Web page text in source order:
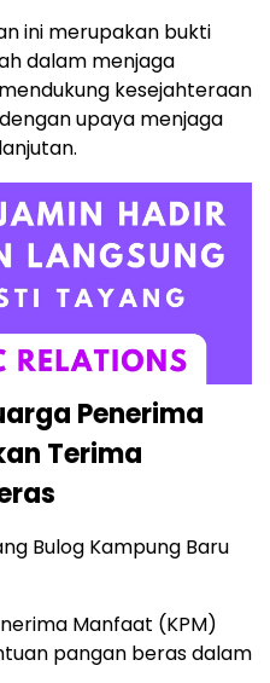
ini merupakan bukti
dalam menjaga
kesejahteraan
upaya menjaga
Penerima
Terima
Bulog Kampung Baru
Manfaat (KPM)
pangan beras dalam